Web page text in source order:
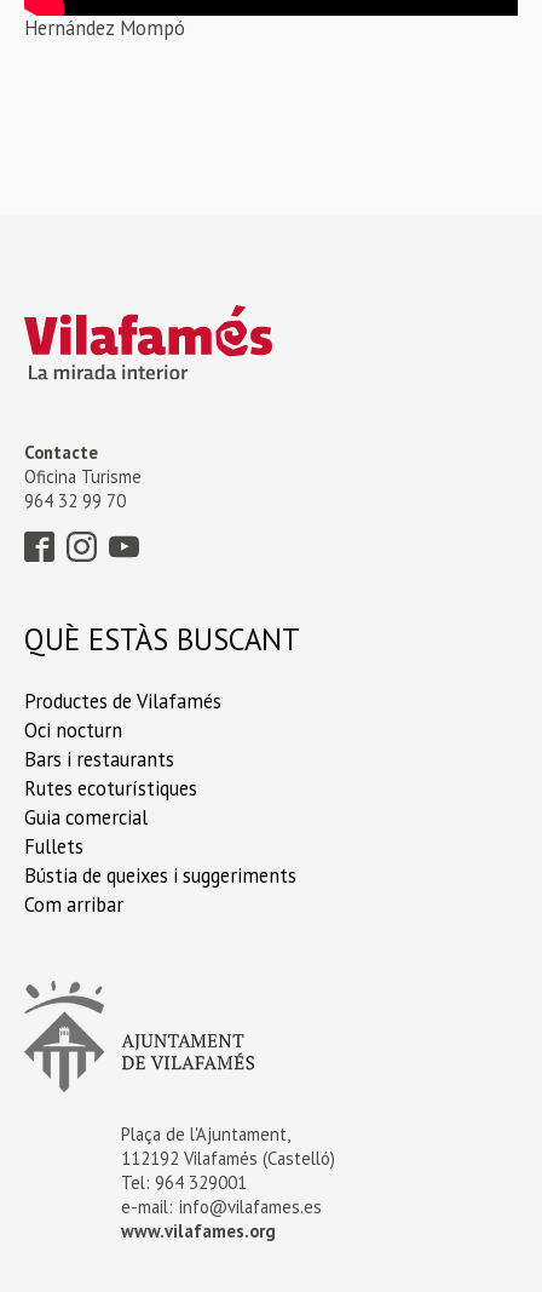
Hernández Mompó
Contacte
Oficina Turisme
964 32 99 70
QUÈ ESTÀS BUSCANT
Productes de Vilafamés
Oci nocturn
Bars i restaurants
Rutes ecoturístiques
Guia comercial
Fullets
Bústia de queixes i suggeriments
Com arribar
Plaça de l'Ajuntament,
112192 Vilafamés (Castelló)
Tel: 964 329001
e-mail: info@vilafames.es
www.vilafames.org